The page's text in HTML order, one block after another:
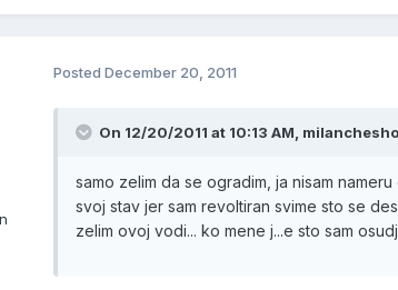
Posted December 20, 2011
On 12/20/2011 at 10:13 AM,
samo zelim da se ogradim, ja nisam
svoj stav jer sam revoltiran svime sto se
zelim ovoj vodi... ko mene j...e sto sam